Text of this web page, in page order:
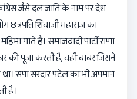
जैसे दल जाति के नाम पर देश
शिवाजी महाराज का
गाते हैं। समाजवादी पार्टी राणा
की पूजा करती है, वही बाबर जिसने
सपा सरदार पटेल का भी अपमान
है।